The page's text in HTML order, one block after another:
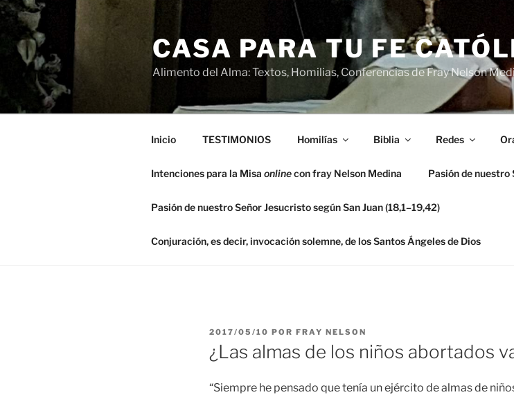
Saltar
contenido
CASA PARA TU FE
Alimento del Alma: Textos, Homilias, Conferencias de Fray Nelson
Inicio TESTIMONIOS Homilías Biblia Redes
Intenciones para la Misa onlinecon fray Nelson Medina Pasión de nuestro
Pasión de nuestro Señor Jesucristo según San Juan (18,1–19,42)
Conjuración, es decir, invocación solemne, de los Santos Ángeles de Dios
PUBLICADO
EL
2017/05/10 POR FRAY NELSON
¿Las almas de los niños abortados
“Siempre he pensado que tenía un ejército de almas de